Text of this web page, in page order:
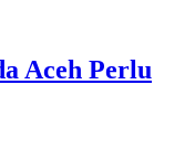
Aceh Perlu